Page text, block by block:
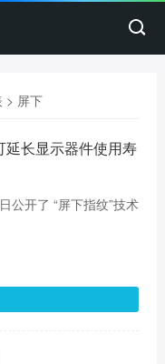
> 屏下
延长显示器件使用寿
公开了 “屏下指纹”技术